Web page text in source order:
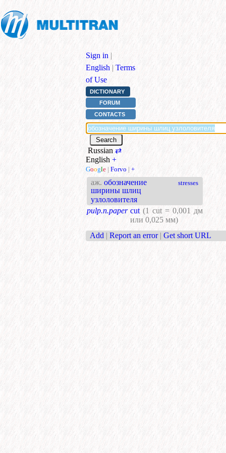
Sign in |
English | Terms
of Use
DICTIONARY
FORUM
CONTACTS
Russian ⇄
English +
Google | Forvo | +
аж. обозначение
ширины шлиц
узлоловителя
stresses
pulp.n.paper cut (1 cut = 0,001 дм
или 0,025 мм)
Add | Report an error | Get short URL